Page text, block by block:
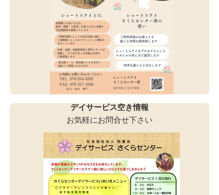
デイサービス空き情報
お気軽にお問合せ下さい